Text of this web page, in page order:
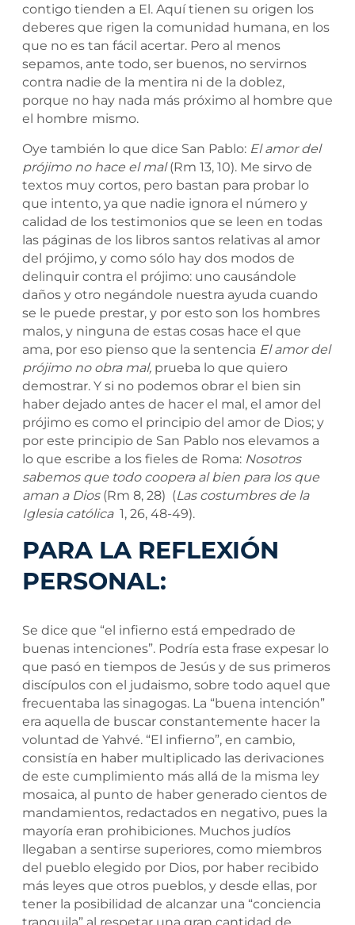
contigo tienden a El. Aquí tienen su origen los
deberes que rigen la comunidad humana, en los
que no es tan fácil acertar. Pero al menos
sepamos, ante todo, ser buenos, no servirnos
contra nadie de la mentira ni de la doblez,
porque no hay nada más próximo al hombre que
el hombre mismo.
Oye también lo que dice San Pablo: El amor del
prójimo no hace el mal(Rm 13, 10). Me sirvo de
textos muy cortos, pero bastan para probar lo
que intento, ya que nadie ignora el número y
calidad de los testimonios que se leen en todas
las páginas de los libros santos relativas al amor
del prójimo, y como sólo hay dos modos de
delinquir contra el prójimo: uno causándole
daños y otro negándole nuestra ayuda cuando
se le puede prestar, y por esto son los hombres
malos, y ninguna de estas cosas hace el que
ama, por eso pienso que la sentencia El amor del
prójimo no obra mal, prueba lo que quiero
demostrar. Y si no podemos obrar el bien sin
haber dejado antes de hacer el mal, el amor del
prójimo es como el principio del amor de Dios; y
por este principio de San Pablo nos elevamos a
lo que escribe a los fieles de Roma: Nosotros
sabemos que todo coopera al bien para los que
aman a Dios(Rm 8, 28) (Las costumbres de la
Iglesia católica 1, 26, 48-49).
PARA LA REFLEXIÓN
PERSONAL:
Se dice que “el infierno está empedrado de
buenas intenciones”. Podría esta frase expesar lo
que pasó en tiempos de Jesús y de sus primeros
discípulos con el judaismo, sobre todo aquel que
frecuentaba las sinagogas. La “buena intención”
era aquella de buscar constantemente hacer la
voluntad de Yahvé. “El infierno”, en cambio,
consistía en haber multiplicado las derivaciones
de este cumplimiento más allá de la misma ley
mosaica, al punto de haber generado cientos de
mandamientos, redactados en negativo, pues la
mayoría eran prohibiciones. Muchos judíos
llegaban a sentirse superiores, como miembros
del pueblo elegido por Dios, por haber recibido
más leyes que otros pueblos, y desde ellas, por
tener la posibilidad de alcanzar una “conciencia
tranquila” al respetar una gran cantidad de